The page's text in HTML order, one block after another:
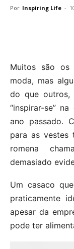
Por Inspiring Life -
Muitos são
moda, mas
do que outros,
“inspirar-se”
ano passado.
para as vestes
romena
demasiado
Um casaco
praticamente
apesar da
pode ter